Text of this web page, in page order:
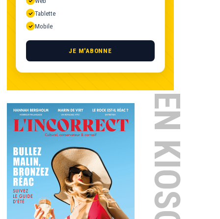
Tablette
Mobile
JE M'ABONNE
EN KIOSQUE